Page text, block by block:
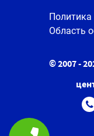
Область
© 2007 -